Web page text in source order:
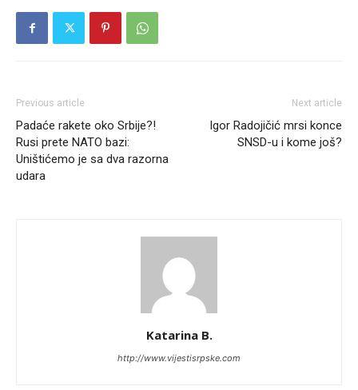
Previous article
Padaće rakete oko Srbije?!
Rusi prete NATO bazi:
Uništićemo je sa dva razorna
udara
Next article
Igor Radojičić mrsi konce
SNSD-u i kome još?
Katarina B.
http://www.vijestisrpske.com